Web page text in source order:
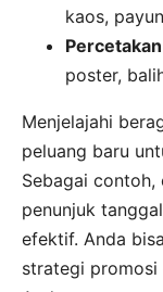
kaos,
poster,
Menjelajahi
peluang baru
Sebagai
penunjuk
efektif. Anda
strategi promosi